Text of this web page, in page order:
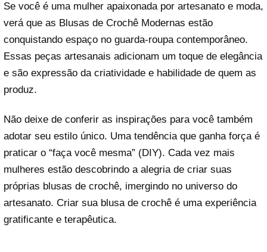
Se você é uma mulher apaixonada por artesanato e moda,
verá que as Blusas de Crochê Modernas estão
conquistando espaço no guarda-roupa contemporâneo.
Essas peças artesanais adicionam um toque de elegância
e são expressão da criatividade e habilidade de quem as
produz.
Não deixe de conferir as inspirações para você também
adotar seu estilo único. Uma tendência que ganha força é
praticar o “faça você mesma” (DIY). Cada vez mais
mulheres estão descobrindo a alegria de criar suas
próprias blusas de crochê, imergindo no universo do
artesanato. Criar sua blusa de crochê é uma experiência
gratificante e terapêutica.